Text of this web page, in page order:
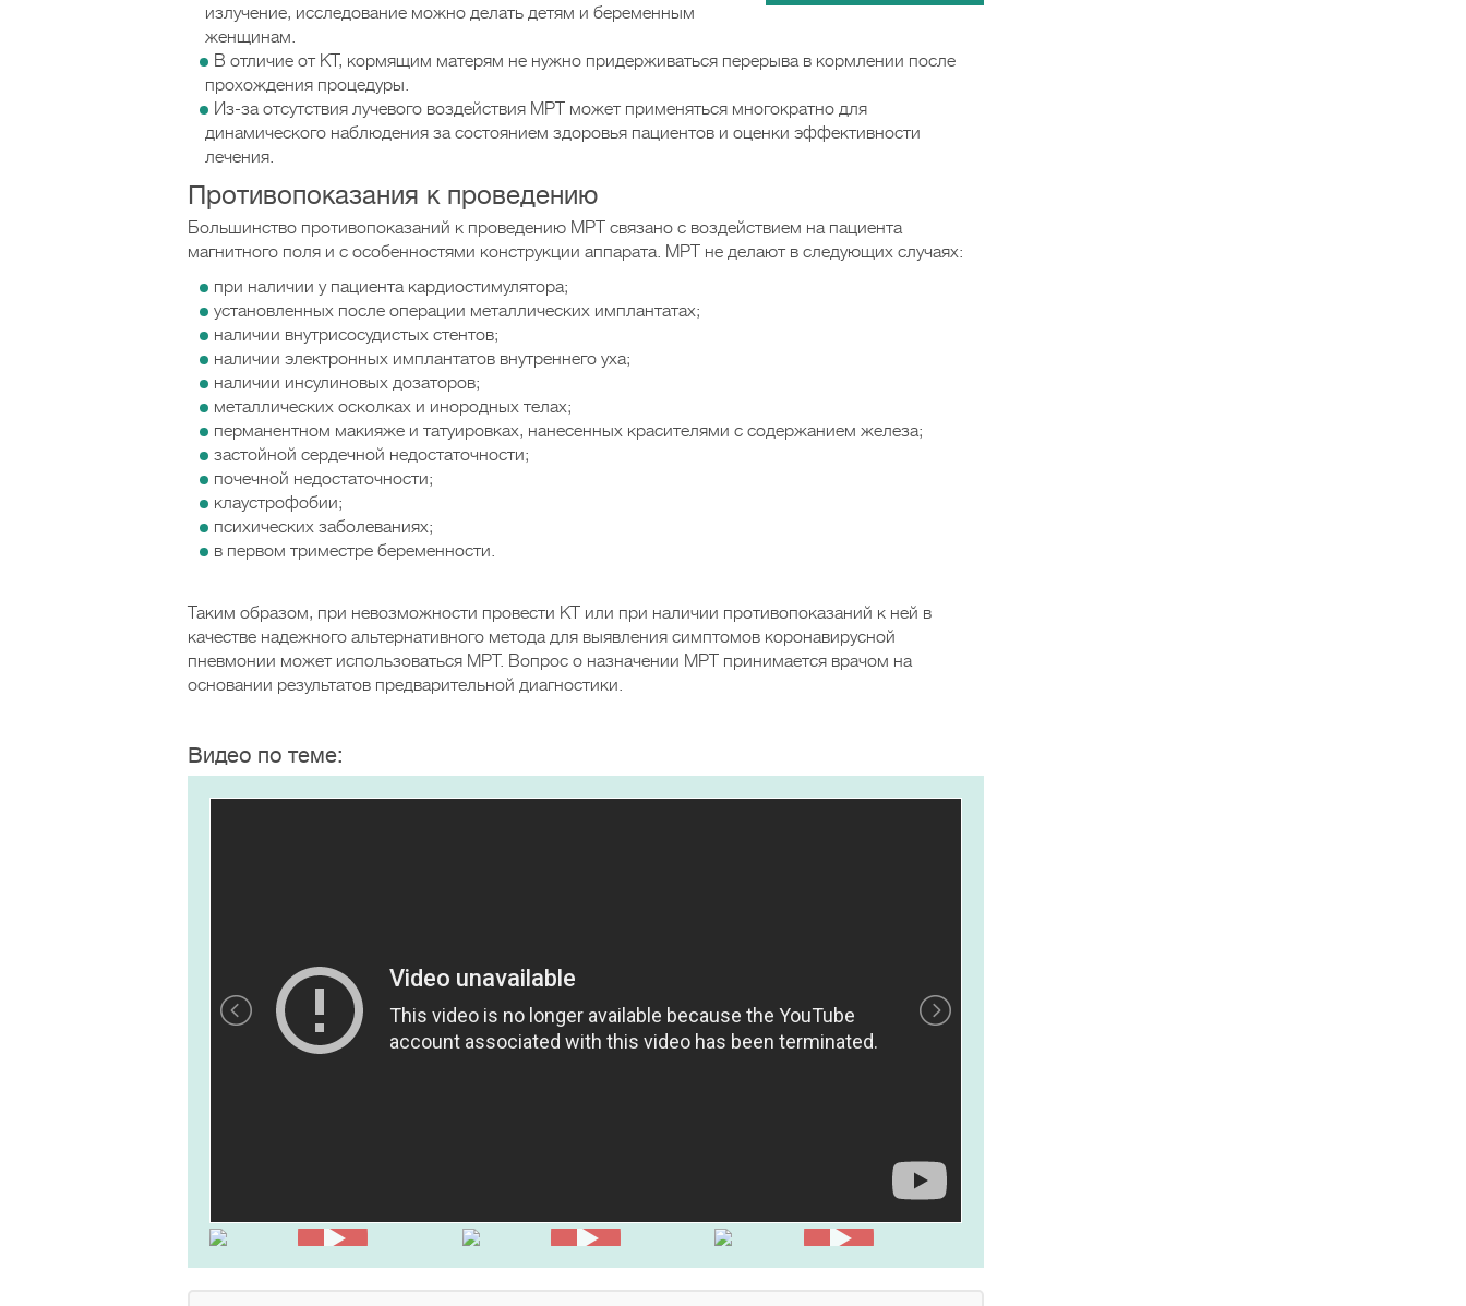
излучение, исследование можно делать детям и беременным
женщинам.
В отличие от КТ, кормящим матерям не нужно придерживаться перерыва в кормлении после
прохождения процедуры.
Из-за отсутствия лучевого воздействия МРТ может применяться многократно для
динамического наблюдения за состоянием здоровья пациентов и оценки эффективности
лечения.
Противопоказания к проведению
Большинство противопоказаний к проведению МРТ связано с воздействием на пациента
магнитного поля и с особенностями конструкции аппарата. МРТ не делают в следующих случаях:
при наличии у пациента кардиостимулятора;
установленных после операции металлических имплантатах;
наличии внутрисосудистых стентов;
наличии электронных имплантатов внутреннего уха;
наличии инсулиновых дозаторов;
металлических осколках и инородных телах;
перманентном макияже и татуировках, нанесенных красителями с содержанием железа;
застойной сердечной недостаточности;
почечной недостаточности;
клаустрофобии;
психических заболеваниях;
в первом триместре беременности.
Таким образом, при невозможности провести КТ или при наличии противопоказаний к ней в
качестве надежного альтернативного метода для выявления симптомов коронавирусной
пневмонии может использоваться МРТ. Вопрос о назначении МРТ принимается врачом на
основании результатов предварительной диагностики.
Видео по теме: